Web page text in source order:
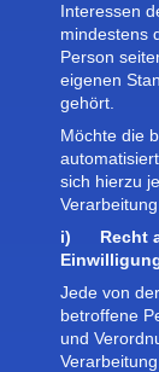
Interessen
mindestens
Person
eigenen
gehört.
Möchte die
sich hierzu
i) Recht
Jede von
betroffene
und